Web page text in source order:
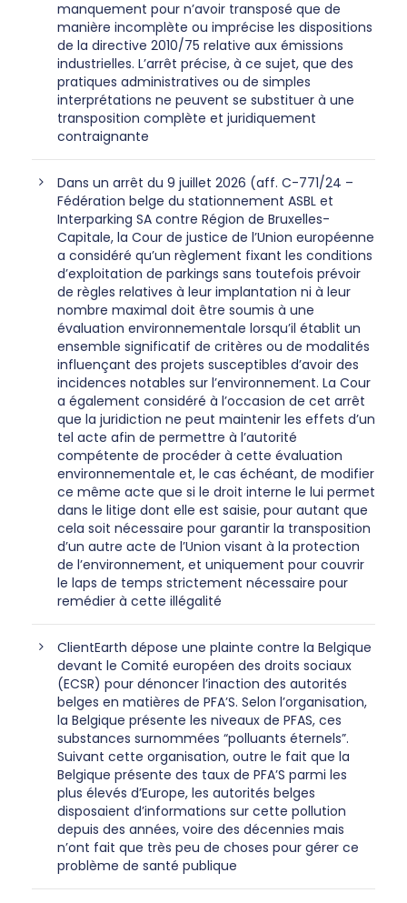
manquement pour n’avoir transposé que de
manière incomplète ou imprécise les dispositions
de la directive 2010/75 relative aux émissions
industrielles. L’arrêt précise, à ce sujet, que des
pratiques administratives ou de simples
interprétations ne peuvent se substituer à une
transposition complète et juridiquement
contraignante
Dans un arrêt du 9 juillet 2026 (aff. C-771/24 –
Fédération belge du stationnement ASBL et
Interparking SA contre Région de Bruxelles-
Capitale, la Cour de justice de l’Union européenne
a considéré qu’un règlement fixant les conditions
d’exploitation de parkings sans toutefois prévoir
de règles relatives à leur implantation ni à leur
nombre maximal doit être soumis à une
évaluation environnementale lorsqu’il établit un
ensemble significatif de critères ou de modalités
influençant des projets susceptibles d’avoir des
incidences notables sur l’environnement. La Cour
a également considéré à l’occasion de cet arrêt
que la juridiction ne peut maintenir les effets d’un
tel acte afin de permettre à l’autorité
compétente de procéder à cette évaluation
environnementale et, le cas échéant, de modifier
ce même acte que si le droit interne le lui permet
dans le litige dont elle est saisie, pour autant que
cela soit nécessaire pour garantir la transposition
d’un autre acte de l’Union visant à la protection
de l’environnement, et uniquement pour couvrir
le laps de temps strictement nécessaire pour
remédier à cette illégalité
ClientEarth dépose une plainte contre la Belgique
devant le Comité européen des droits sociaux
(ECSR) pour dénoncer l’inaction des autorités
belges en matières de PFA’S. Selon l’organisation,
la Belgique présente les niveaux de PFAS, ces
substances surnommées “polluants éternels”.
Suivant cette organisation, outre le fait que la
Belgique présente des taux de PFA’S parmi les
plus élevés d’Europe, les autorités belges
disposaient d’informations sur cette pollution
depuis des années, voire des décennies mais
n’ont fait que très peu de choses pour gérer ce
problème de santé publique